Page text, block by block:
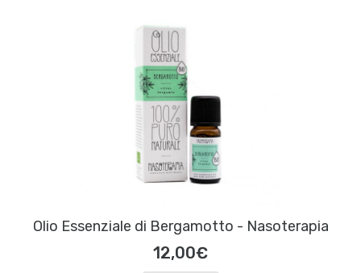
Olio Essenziale di Bergamotto - Nasoterapia
12,00€